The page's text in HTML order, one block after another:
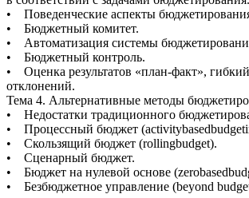
• Поведенческие аспекты
• Бюджетный комитет.
• Автоматизация системы
• Бюджетный контроль.
• Оценка результатов «план-факт»,
отклонений.
Тема 4. Альтернативные методы
• Недостатки традиционного
• Процессный бюджет
• Скользящий бюджет (rollingbudget).
• Сценарный бюджет.
• Бюджет на нулевой основе
• Безбюджетное управление (beyond